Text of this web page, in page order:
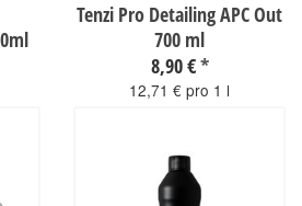
Tenzi Pro Detailing APC Out
700 ml
8,90 €*
12,71 € pro 1 l